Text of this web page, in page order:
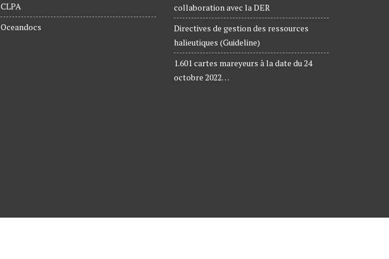
CLPA
Oceandocs
collaboration avec la DER
Directives de gestion des ressources
halieutiques (Guideline)
1.601 cartes mareyeurs à la date du 24
octobre 2022…